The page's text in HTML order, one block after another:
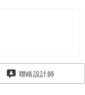
聯絡設計師